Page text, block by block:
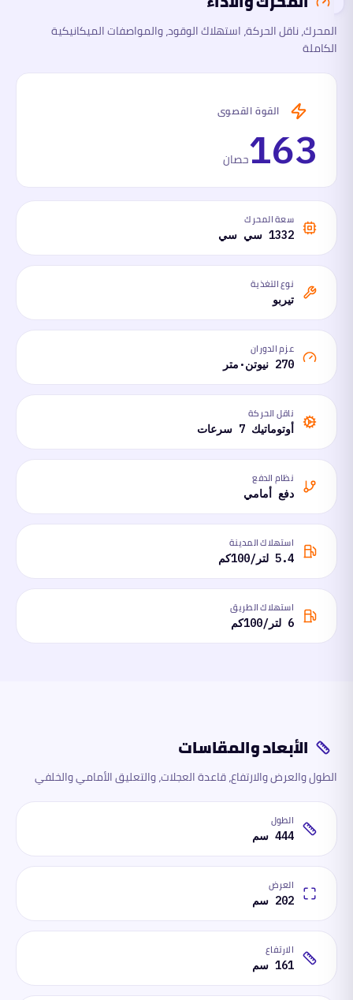
السلامة
لها
وما
عليها
المحرك، ناقل الحركة، استهلاك الوقود، والمواصفات الميكانيكية
الكاملة
القوة القصوى
163حصان
سعة المحرك
1332 سي سي
نوع التغذية
تيربو
عزم الدوران
270 نيوتن·متر
ناقل الحركة
أوتوماتيك 7 سرعات
نظام الدفع
دفع أمامي
استهلاك المدينة
5.4 لتر/100كم
استهلاك الطريق
6 لتر/100كم
الأبعاد والمقاسات
الطول والعرض والارتفاع، قاعدة العجلات، والتعليق الأمامي والخلفي
الطول
444 سم
العرض
202 سم
الارتفاع
161 سم